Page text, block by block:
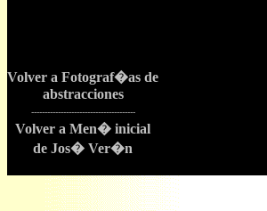
Volver a Fotograf�as de
abstracciones
---------------------------------------
Volver a Men� inicial
de Jos� Ver�n